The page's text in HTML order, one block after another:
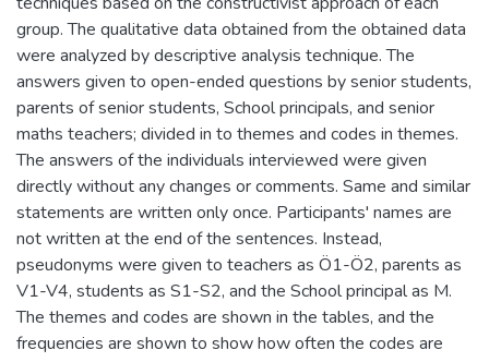
group. The qualitative data obtained from the obtained data
were analyzed by descriptive analysis technique. The
answers given to open-ended questions by senior students,
parents of senior students, School principals, and senior
maths teachers; divided in to themes and codes in themes.
The answers of the individuals interviewed were given
directly without any changes or comments. Same and similar
statements are written only once. Participants' names are
not written at the end of the sentences. Instead,
pseudonyms were given to teachers as Ö1-Ö2, parents as
V1-V4, students as S1-S2, and the School principal as M.
The themes and codes are shown in the tables, and the
frequencies are shown to show how often the codes are